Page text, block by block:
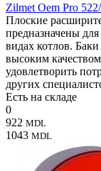
Zilmet Oem Pro
Плоские
предназначены
видах котлов.
высоким
удовлетворить
других
Есть на складе
0
922 MDL
1043 MDL